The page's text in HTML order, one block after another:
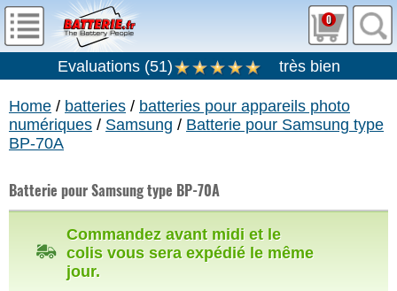
0
Evaluations(51) très bien
Home / batteries / batteries pour appareils photo
numériques / Samsung / Batterie pour Samsung type
BP-70A
Batterie pour Samsung type BP-70A
Commandez avant midi et le
colis vous sera expédié le même
jour.